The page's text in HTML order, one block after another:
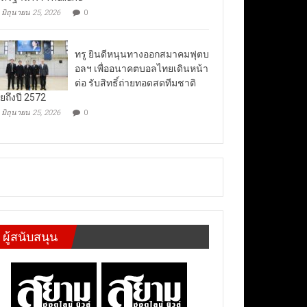
มิถุนายน 25, 2026 0
ทรู ยินดีหนุนทางออกสมาคมฟุตบ
อลฯ เพื่ออนาคตบอลไทยเดินหน้า
ต่อ รับสิทธิ์ถ่ายทอดสดทีมชาติ
ถึงปี 2572
มิถุนายน 25, 2026 0
ผู้สนับสนุน